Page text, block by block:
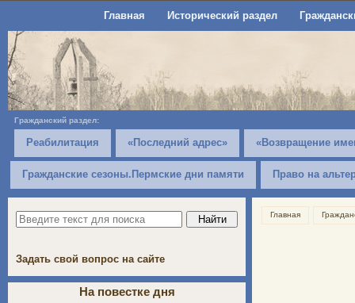
Главная Исторический раздел
Гражданский раздел:
Реабилитация «Последний адрес» «Возвращение
Гражданские сезоны.Пермские дни памяти Право на
Главная
Задать свой вопрос на сайте
На повестке дня